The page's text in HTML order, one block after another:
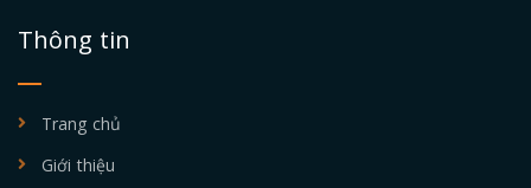
Thông tin
Trang chủ
Giới thiệu